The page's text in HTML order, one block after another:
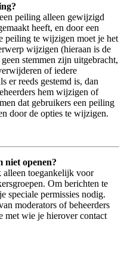
peiling alleen gewijzigd
heeft, en door een
peiling te wijzigen moet je het
wijzigen (hieraan is de
stemmen zijn uitgebracht,
of iedere
er reeds gestemd is, dan
hem wijzigen of
dat gebruikers een peiling
door de opties te wijzigen.
niet openen?
toegankelijk voor
Om berichten te
speciale permissies nodig.
moderators of beheerders
met wie je hierover contact